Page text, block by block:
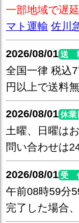
一部地域で遅
マト運輸 佐川
2026/08/01送
全国一律 税込
円以上で送料
2026/08/01休業
土曜、日曜は
問い合わせは
2026/08/01受
午前08時59分
完了した場合